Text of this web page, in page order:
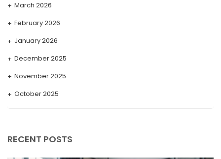
March 2026
February 2026
January 2026
December 2025
November 2025
October 2025
RECENT POSTS